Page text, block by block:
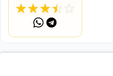
☆
★☆
★☆
★☆
★☆
★